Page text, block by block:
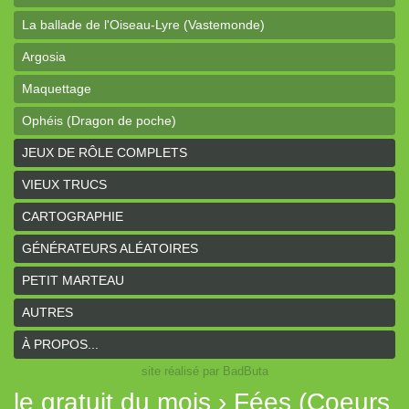
La ballade de l'Oiseau-Lyre (Vastemonde)
Argosia
Maquettage
Ophéis (Dragon de poche)
L'anneau des Empereurs (Coeurs Vaillants)
Davy Jones (cartes)
Davy Jones (background)
Sur la route (Coeurs Vaillants)
Earthdawn (Coeurs Vaillants)
Titan&Fils 2020
Paysages
JEUX DE RÔLE COMPLETS
VIEUX TRUCS
CARTOGRAPHIE
GÉNÉRATEURS ALÉATOIRES
PETIT MARTEAU
AUTRES
À PROPOS...
site réalisé par BadButa
le gratuit du mois › Fées (Coeurs